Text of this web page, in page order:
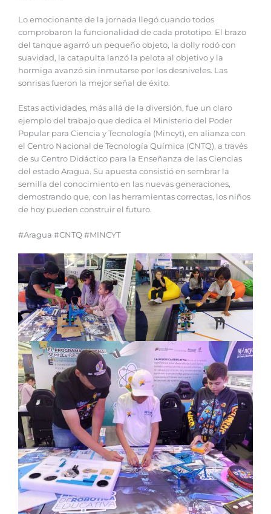
Lo emocionante de la jornada llegó cuando todos
comprobaron la funcionalidad de cada prototipo. El brazo
del tanque agarró un pequeño objeto, la dolly rodó con
suavidad, la catapulta lanzó la pelota al objetivo y la
hormiga avanzó sin inmutarse por los desniveles. Las
sonrisas fueron la mejor señal de éxito.
Estas actividades, más allá de la diversión, fue un claro
ejemplo del trabajo que dedica el Ministerio del Poder
Popular para Ciencia y Tecnología (Mincyt), en alianza con
el Centro Nacional de Tecnología Química (CNTQ), a través
de su Centro Didáctico para la Enseñanza de las Ciencias
del estado Aragua. Su apuesta consistió en sembrar la
semilla del conocimiento en las nuevas generaciones,
demostrando que, con las herramientas correctas, los niños
de hoy pueden construir el futuro.
#Aragua #CNTQ #MINCYT